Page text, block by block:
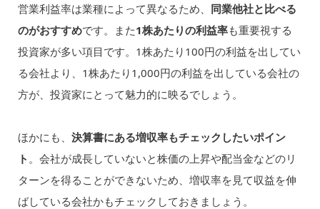
営業利益率は業種によって異なるため、 同業他社と比べる
のがおすすめです。また1株あたりの利益率も重要視する
投資家が多い項目です。1株あたり100円の利益を出してい
る会社より、1株あたり1,000円の利益を出している会社の
方が、投資家にとって魅力的に映るでしょう。
ほかにも、 決算書にある増収率もチェックしたいポイン
ト 。会社が成長していないと株価の上昇や配当金などのリ
ターンを得ることができないため、増収率を見て収益を伸
ばしている会社かもチェックしておきましょう。